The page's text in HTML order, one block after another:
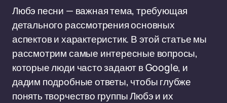
Любэ песни — важная тема, требующая
детального рассмотрения основных
аспектов и характеристик. В этой статье мы
рассмотрим самые интересные вопросы,
которые люди часто задают в Google, и
дадим подробные ответы, чтобы глубже
понять творчество группы Любэ и их